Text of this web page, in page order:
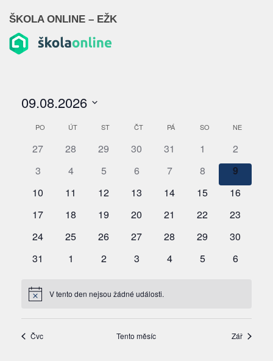
ŠKOLA ONLINE – EŽK